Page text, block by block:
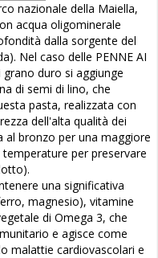
nazionale della Maiella,
acqua oligominerale
dalla sorgente del
Nel caso delle PENNE AI
duro si aggiunge
di semi di lino, che
pasta, realizzata con
dell'alta qualità dei
al bronzo per una maggiore
per preservare
una significativa
magnesio), vitamine
di Omega 3, che
e agisce come
malattie cardiovascolari e